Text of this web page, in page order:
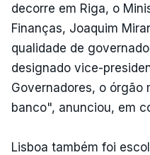
decorre em Riga, o
Finanças, Joaquim
qualidade de
designado vice-
Governadores, o órgão
banco", anunciou, em
Lisboa também foi